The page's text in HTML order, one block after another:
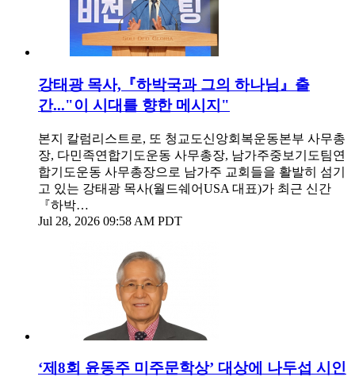
강태광 목사,『하박국과 그의 하나님』출
간..."이 시대를 향한 메시지"
본지 칼럼리스트로, 또 청교도신앙회복운동본부 사무총
장, 다민족연합기도운동 사무총장, 남가주중보기도팀연
합기도운동 사무총장으로 남가주 교회들을 활발히 섬기
고 있는 강태광 목사(월드쉐어USA 대표)가 최근 신간
『하박…
Jul 28, 2026 09:58 AM PDT
‘제8회 윤동주 미주문학상’ 대상에 나두섭 시인